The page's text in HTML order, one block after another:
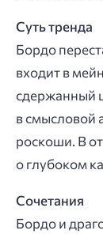
Суть тренда
Бордо
входит в
сдержанный
в смысловой
роскоши. В
о глубоком
Сочетания
Бордо и